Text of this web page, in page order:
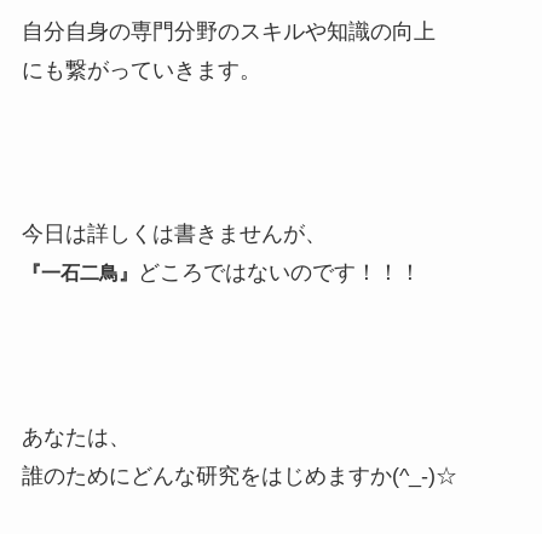
自分自身の専門分野のスキルや知識の向上
にも繋がっていきます。
今日は詳しくは書きませんが、
『一石二鳥』 どころではないのです！！！
あなたは、
誰のためにどんな研究をはじめますか(^_-)☆